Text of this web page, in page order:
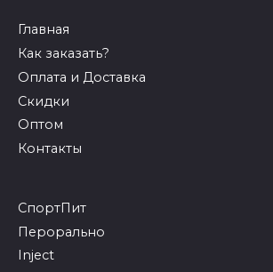
Главная
Как заказать?
Оплата и Доставка
Скидки
Оптом
Контакты
СпортПит
Перорально
Inject